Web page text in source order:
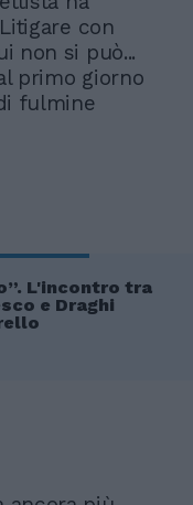
con
non si può...
primo giorno
fulmine
L'incontro tra
e Draghi